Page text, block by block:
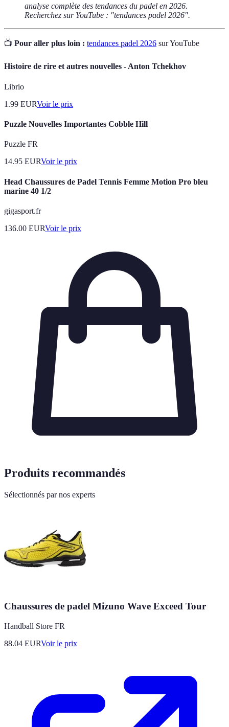
analyse complète des tendances du padel en 2026.
Recherchez sur YouTube : "tendances padel 2026".
📺 Pour aller plus loin : tendances padel 2026 sur YouTube
Histoire de rire et autres nouvelles - Anton Tchekhov
Librio
1.99 EURVoir le prix
Puzzle Nouvelles Importantes Cobble Hill
Puzzle FR
14.95 EURVoir le prix
Head Chaussures de Padel Tennis Femme Motion Pro bleu
marine 40 1/2
gigasport.fr
136.00 EURVoir le prix
Produits recommandés
Sélectionnés par nos experts
Chaussures de padel Mizuno Wave Exceed Tour
Handball Store FR
88.04 EURVoir le prix